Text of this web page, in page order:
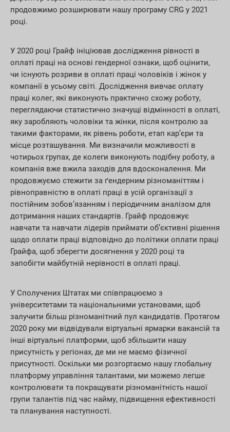
продовжимо розширювати нашу програму CRG у 2021
році.
У 2020 році Грайф ініціював дослідження рівності в
оплаті праці на основі гендерної ознаки, щоб оцінити,
чи існують розриви в оплаті праці чоловіків і жінок у
компанії в усьому світі. Дослідження вивчає оплату
праці колег, які виконують практично схожу роботу,
переглядаючи статистично значущі відмінності в оплаті,
яку заробляють чоловіки та жінки, після контролю за
такими факторами, як рівень роботи, етап кар’єри та
місце розташування. Ми визначили можливості в
чотирьох групах, де колеги виконують подібну роботу, а
компанія вже вжила заходів для вдосконалення. Ми
продовжуємо стежити за ґендерним різноманіттям і
рівноправністю в оплаті праці в усій організації з
постійним зобов’язанням і періодичним аналізом для
дотримання наших стандартів. Грайф продовжує
навчати та навчати лідерів приймати об’єктивні рішення
щодо оплати праці відповідно до політики оплати праці
Грайфа, щоб зберегти досягнення у 2020 році та
запобігти майбутній нерівності в оплаті праці.
У Сполучених Штатах ми співпрацюємо з
університетами та національними установами, щоб
залучити більш різноманітний пул кандидатів. Протягом
2020 року ми відвідували віртуальні ярмарки вакансій та
інші віртуальні платформи, щоб збільшити нашу
присутність у регіонах, де ми не маємо фізичної
присутності. Оскільки ми розгортаємо нашу глобальну
платформу управління талантами, ми можемо легше
контролювати та покращувати різноманітність нашої
групи талантів під час найму, підвищення ефективності
та планування наступності.